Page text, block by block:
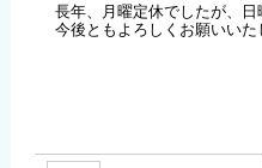
長年、月曜定休でしたが、日
今後ともよろしくお願いいた